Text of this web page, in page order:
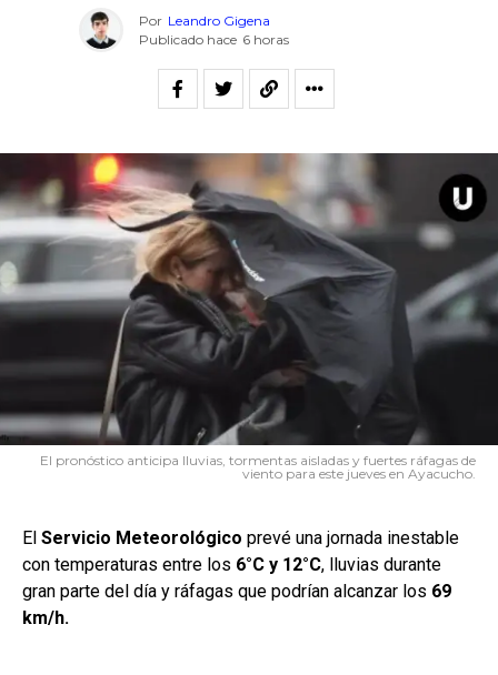
Por Leandro Gigena
Publicado hace 6 horas
El pronóstico anticipa lluvias, tormentas aisladas y fuertes ráfagas de
viento para este jueves en Ayacucho.
El Servicio Meteorológico prevé una jornada inestable
con temperaturas entre los 6°C y 12°C, lluvias durante
gran parte del día y ráfagas que podrían alcanzar los 69
km/h.